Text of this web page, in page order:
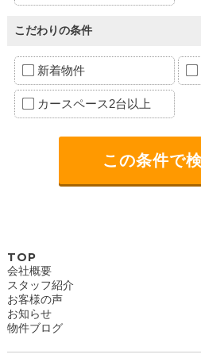
こだわりの条件
新着物件
カースペース2台以上
TOP
会社概要
スタッフ紹介
お客様の声
お知らせ
物件ブログ